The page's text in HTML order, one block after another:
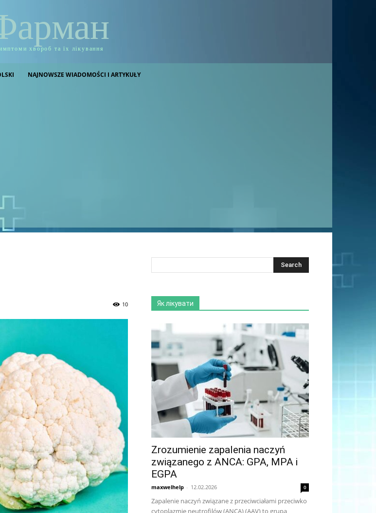
хвороб та їх лікування
NAJNOWSZE WIADOMOŚCI I ARTYKUŁY
10 Як лікувати
Zrozumienie zapalenia naczyń
związanego z ANCA: GPA, MPA i
EGPA
maxwelhelp - 12.02.2026 0
Zapalenie naczyń związane z przeciwciałami przeciwko
cytoplazmie neutrofilów (ANCA) (AAV) to grupa